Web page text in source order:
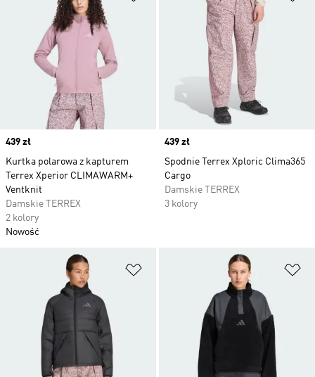
Price
439 zł
Kurtka polarowa z kapturem
Terrex Xperior CLIMAWARM+
Ventknit
Damskie TERREX
2 kolory
Nowość
Price
439 zł
Spodnie Terrex Xploric Clima365
Cargo
Damskie TERREX
3 kolory
Dodaj do listy życzeń